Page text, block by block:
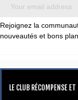
Rejoignez la
nouveautés et bons
LE CLUB RÉCOMPENSE